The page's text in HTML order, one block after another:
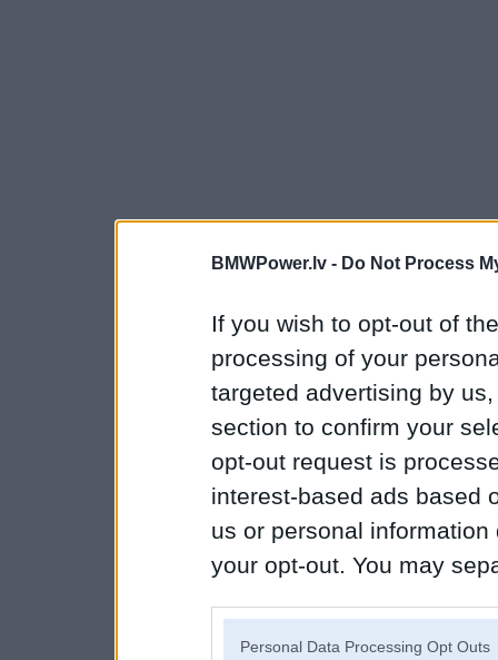
BMWPower.lv - Do Not Process
If you wish to opt-out of
processing of your
targeted advertising by
section to confirm your
opt-out request is
interest-based ads based
us or personal
your opt-out. You may
Personal Data Processing Opt Outs